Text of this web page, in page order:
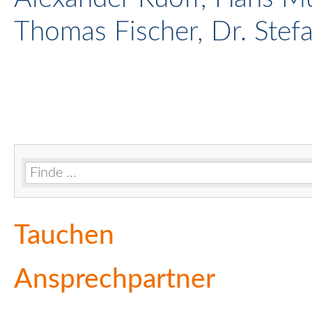
Thomas Fischer, Dr.
Navigation
überspringen
Tauchen
Ansprechpartner